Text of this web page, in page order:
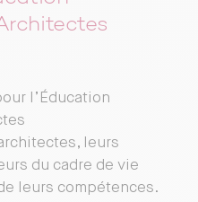
l’Éducation
leurs
du cadre de vie
leurs compétences.